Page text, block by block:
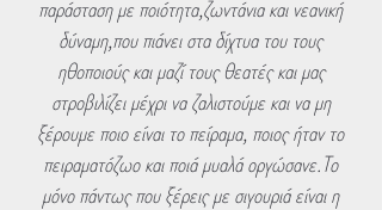
παράσταση με ποιότητα,ζωντάνια και νεανική
δύναμη,που πιάνει στα δίχτυα του τους
ηθοποιούς και μαζί τους θεατές και μας
στροβιλίζει μέχρι να ζαλιστούμε και να μη
ξέρουμε ποιο είναι το πείραμα, ποιος ήταν το
πειραματόζωο και ποιά μυαλά οργώσανε.Το
μόνο πάντως που ξέρεις με σιγουριά είναι η